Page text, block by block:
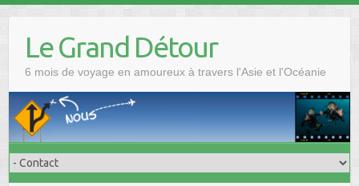
Le Grand Détour
6 mois de voyage en amoureux à travers l'Asie et l'Océanie